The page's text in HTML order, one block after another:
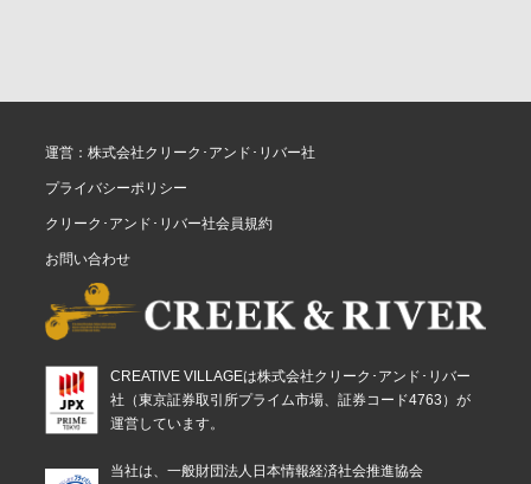
運営：株式会社クリーク･アンド･リバー社
プライバシーポリシー
クリーク･アンド･リバー社会員規約
お問い合わせ
CREATIVE VILLAGEは株式会社クリーク･アンド･リバー
社（東京証券取引所プライム市場、証券コード4763）が
運営しています。
当社は、一般財団法人日本情報経済社会推進協会